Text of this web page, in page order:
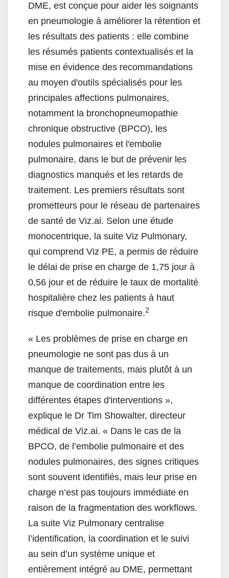
DME, est conçue pour aider les soignants
en pneumologie à améliorer la rétention et
les résultats des patients : elle combine
les résumés patients contextualisés et la
mise en évidence des recommandations
au moyen d'outils spécialisés pour les
principales affections pulmonaires,
notamment la bronchopneumopathie
chronique obstructive (BPCO), les
nodules pulmonaires et l'embolie
pulmonaire, dans le but de prévenir les
diagnostics manqués et les retards de
traitement. Les premiers résultats sont
prometteurs pour le réseau de partenaires
de santé de Viz.ai. Selon une étude
monocentrique, la suite Viz Pulmonary,
qui comprend Viz PE, a permis de réduire
le délai de prise en charge de 1,75 jour à
0,56 jour et de réduire le taux de mortalité
hospitalière chez les patients à haut
risque d'embolie pulmonaire.2
« Les problèmes de prise en charge en
pneumologie ne sont pas dus à un
manque de traitements, mais plutôt à un
manque de coordination entre les
différentes étapes d'interventions »,
explique le Dr Tim Showalter, directeur
médical de Viz.ai. « Dans le cas de la
BPCO, de l’embolie pulmonaire et des
nodules pulmonaires, des signes critiques
sont souvent identifiés, mais leur prise en
charge n’est pas toujours immédiate en
raison de la fragmentation des workflows.
La suite Viz Pulmonary centralise
l’identification, la coordination et le suivi
au sein d’un système unique et
entièrement intégré au DME, permettant